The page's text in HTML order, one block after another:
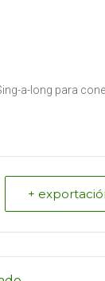
a-long para
+